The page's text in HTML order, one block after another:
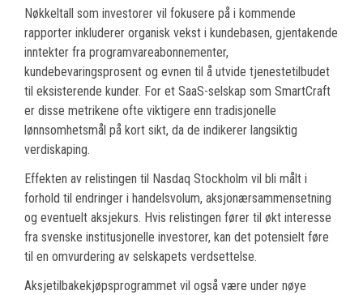
Nøkkeltall som investorer vil fokusere på i kommende
rapporter inkluderer organisk vekst i kundebasen, gjentakende
inntekter fra programvareabonnementer,
kundebevaringsprosent og evnen til å utvide tjenestetilbudet
til eksisterende kunder. For et SaaS-selskap som SmartCraft
er disse metrikene ofte viktigere enn tradisjonelle
lønnsomhetsmål på kort sikt, da de indikerer langsiktig
verdiskaping.
Effekten av relistingen til Nasdaq Stockholm vil bli målt i
forhold til endringer i handelsvolum, aksjonærsammensetning
og eventuelt aksjekurs. Hvis relistingen fører til økt interesse
fra svenske institusjonelle investorer, kan det potensielt føre
til en omvurdering av selskapets verdsettelse.
Aksjetilbakekjøpsprogrammet vil også være under nøye